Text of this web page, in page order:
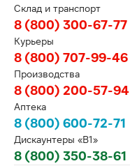
Склад и транспорт
8 (800) 300-67-77
Курьеры
8 (800) 707-99-46
Производства
8 (800) 200-57-94
Аптека
8 (800) 600-72-71
Дискаунтеры «В1»
8 (800) 350-38-61